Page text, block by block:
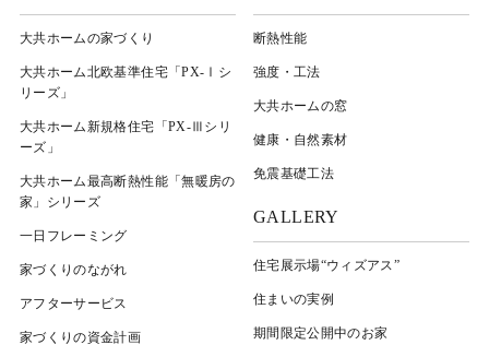
大共ホームの家づくり
大共ホーム北欧基準住宅「PX-Ⅰシ
リーズ」
大共ホーム新規格住宅「PX-Ⅲシリ
ーズ」
大共ホーム最高断熱性能「無暖房の
家」シリーズ
一日フレーミング
家づくりのながれ
アフターサービス
家づくりの資金計画
断熱性能
強度・工法
大共ホームの窓
健康・自然素材
免震基礎工法
GALLERY
住宅展示場“ウィズアス”
住まいの実例
期間限定公開中のお家